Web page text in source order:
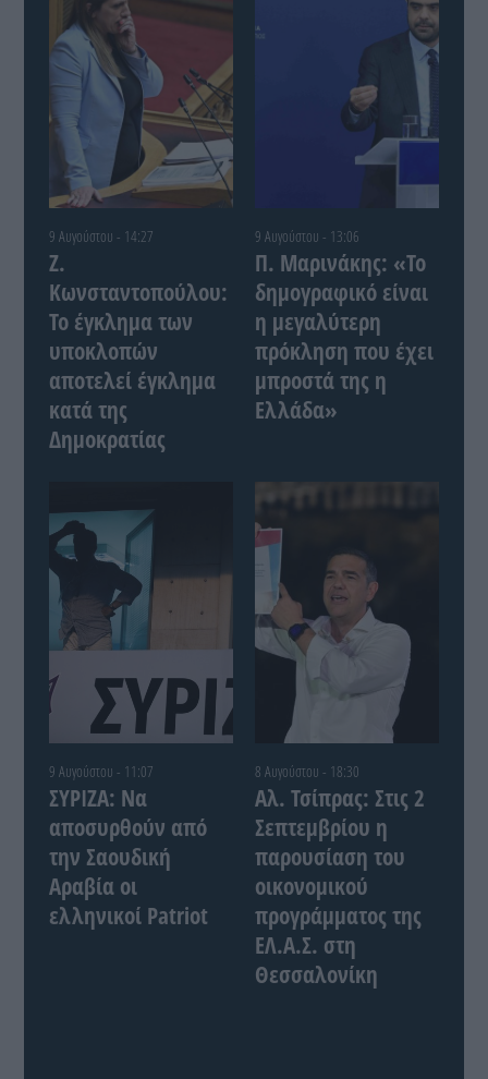
9 Αυγούστου - 14:27
Ζ.
Κωνσταντοπούλου:
Το έγκλημα των
υποκλοπών
αποτελεί έγκλημα
κατά της
Δημοκρατίας
9 Αυγούστου - 13:06
Π. Μαρινάκης: «Το
δημογραφικό είναι
η μεγαλύτερη
πρόκληση που έχει
μπροστά της η
Ελλάδα»
9 Αυγούστου - 11:07
ΣΥΡΙΖΑ: Να
αποσυρθούν από
την Σαουδική
Αραβία οι
ελληνικοί Patriot
8 Αυγούστου - 18:30
Αλ. Τσίπρας: Στις 2
Σεπτεμβρίου η
παρουσίαση του
οικονομικού
προγράμματος της
ΕΛ.Α.Σ. στη
Θεσσαλονίκη